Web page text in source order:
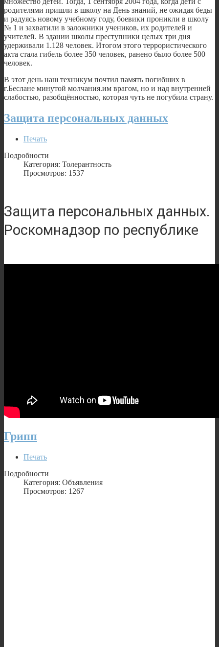
родителями пришли в школу на День знаний, не ожидая беды
и радуясь новому учебному году, боевики проникли в школу
№ 1 и захватили в заложники учеников, их родителей и
учителей. В здании школы преступники целых три дня
удерживали 1.128 человек. Итогом этого террористического
акта стала гибель более 350 человек, ранено было более 500
человек.
В этот день наш техникум почтил память погибших в
г.Беслане минутой молчания.им врагом, но и над внутренней
слабостью, разобщённостью, которая чуть не погубила страну.
Защита персональных данных
Печать
Подробности
Категория: Толерантность
Просмотров: 1537
Защита персональных данных.
Роскомнадзор по республике
Грипп
Печать
Подробности
Категория: Объявления
Просмотров: 1267